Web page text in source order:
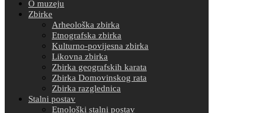
O muzeju
Zbirke
Arheološka zbirka
Etnografska zbirka
Kulturno-povijesna zbirka
Likovna zbirka
Zbirka geografskih karata
Zbirka Domovinskog rata
Zbirka razglednica
Stalni postav
Etnološki stalni postav